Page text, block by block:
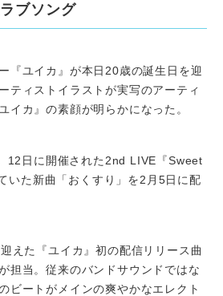
ブソング
『ユイカ』が本日20歳の誕生日を迎
ティストイラストが実写のアーティ
イカ』の素顔が明らかになった。
12日に開催された2nd LIVE『Sweet
いた新曲「おくすり」を2月5日に配
えた『ユイカ』初の配信リリース曲
担当。従来のバンドサウンドではな
ビートがメインの爽やかなエレクト